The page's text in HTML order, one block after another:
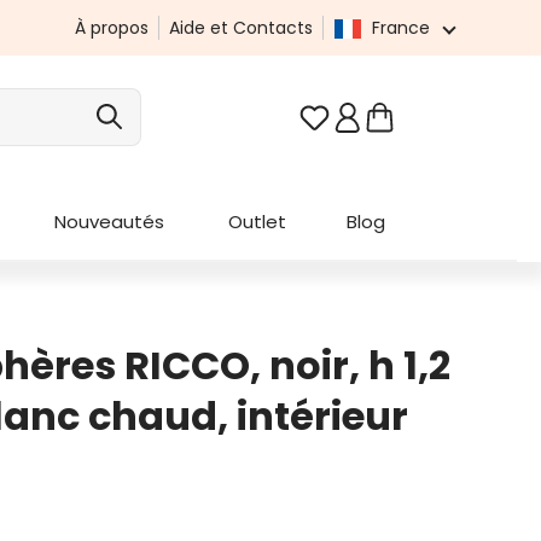
À propos Aide et Contacts France
Vous avez 0 articles
Nouveautés Outlet Blog
RICCO, noir, h 1,2
chaud, intérieur